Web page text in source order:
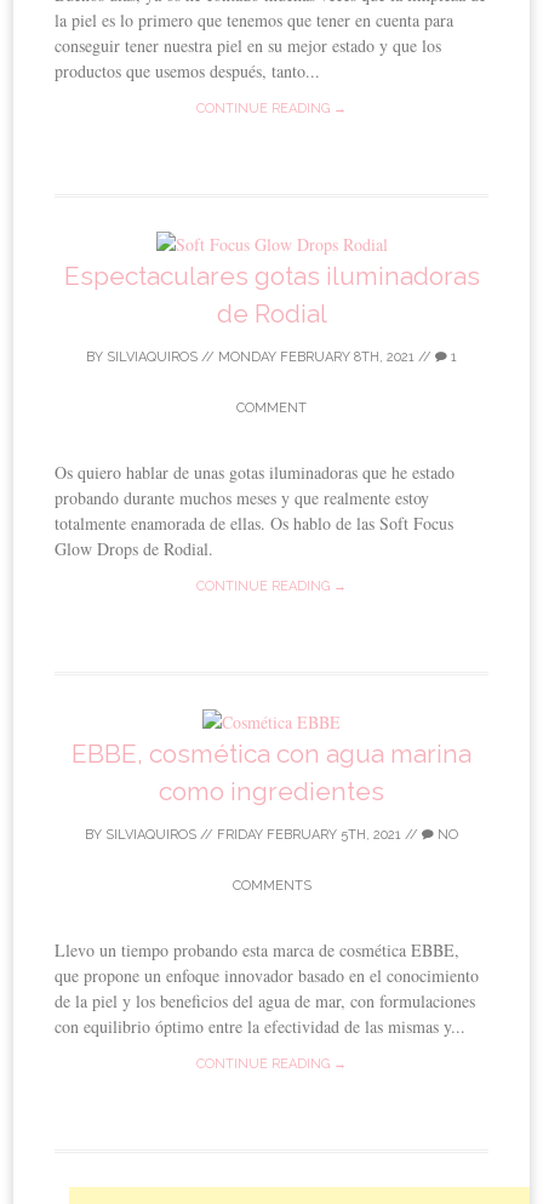
la piel es lo primero que tenemos que tener en cuenta para
conseguir tener nuestra piel en su mejor estado y que los
productos que usemos después, tanto...
CONTINUE READING →
Espectaculares gotas iluminadoras
de Rodial
BY SILVIAQUIROS // MONDAY FEBRUARY 8TH, 2021 // 1
COMMENT
Os quiero hablar de unas gotas iluminadoras que he estado
probando durante muchos meses y que realmente estoy
totalmente enamorada de ellas. Os hablo de las Soft Focus
Glow Drops de Rodial.
CONTINUE READING →
EBBE, cosmética con agua marina
como ingredientes
BY SILVIAQUIROS // FRIDAY FEBRUARY 5TH, 2021 // NO
COMMENTS
Llevo un tiempo probando esta marca de cosmética EBBE,
que propone un enfoque innovador basado en el conocimiento
de la piel y los beneficios del agua de mar, con formulaciones
con equilibrio óptimo entre la efectividad de las mismas y...
CONTINUE READING →